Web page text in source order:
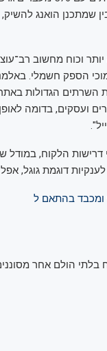
וכוח מחשוב
הספק חשמלי.
הגדולות
ועסקים, בדומה
הלקוח, במודל
דוגמת גוגל, אפל
ומכבד בהתאם ל
בלתי הולם אחר